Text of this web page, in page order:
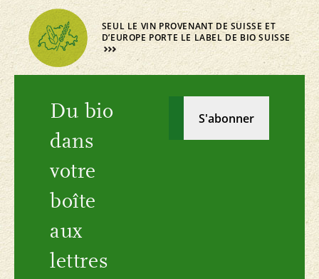
SEUL LE VIN PROVENANT DE SUISSE ET
D’EUROPE PORTE LE LABEL DE BIO SUISSE
Du bio
dans
votre
boîte
aux
lettres